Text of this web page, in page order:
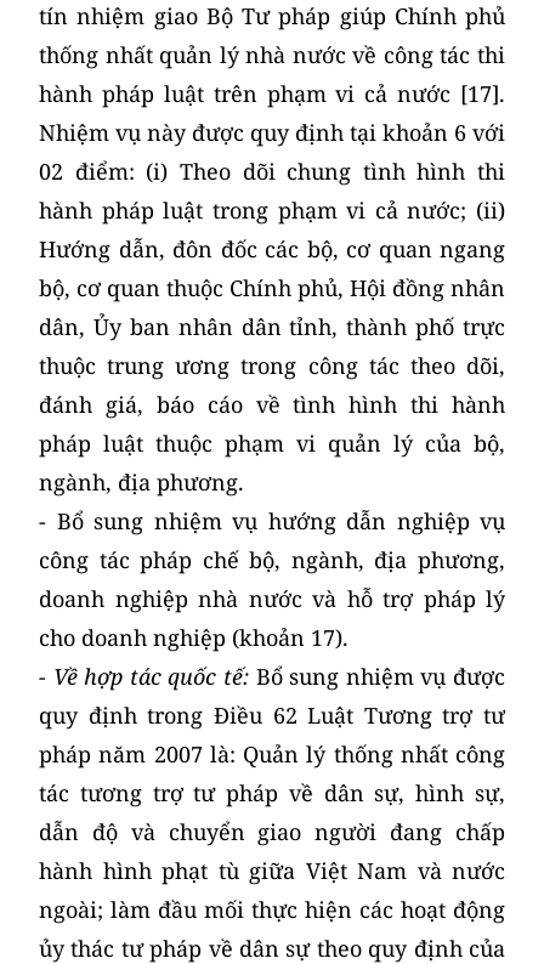
tín nhiệm giao Bộ Tư pháp giúp Chính phủ
thống nhất quản lý nhà nước về công tác thi
hành pháp luật trên phạm vi cả nước [17].
Nhiệm vụ này được quy định tại khoản 6 với
02 điểm: (i) Theo dõi chung tình hình thi
hành pháp luật trong phạm vi cả nước; (ii)
Hướng dẫn, đôn đốc các bộ, cơ quan ngang
bộ, cơ quan thuộc Chính phủ, Hội đồng nhân
dân, Ủy ban nhân dân tỉnh, thành phố trực
thuộc trung ương trong công tác theo dõi,
đánh giá, báo cáo về tình hình thi hành
pháp luật thuộc phạm vi quản lý của bộ,
ngành, địa phương.
- Bổ sung nhiệm vụ hướng dẫn nghiệp vụ
công tác pháp chế bộ, ngành, địa phương,
doanh nghiệp nhà nước và hỗ trợ pháp lý
cho doanh nghiệp (khoản 17).
- Về hợp tác quốc tế: Bổ sung nhiệm vụ được
quy định trong Điều 62 Luật Tương trợ tư
pháp năm 2007 là: Quản lý thống nhất công
tác tương trợ tư pháp về dân sự, hình sự,
dẫn độ và chuyển giao người đang chấp
hành hình phạt tù giữa Việt Nam và nước
ngoài; làm đầu mối thực hiện các hoạt động
ủy thác tư pháp về dân sự theo quy định của